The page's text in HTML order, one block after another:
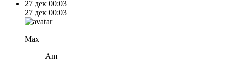
27 дек 00:03
27 дек 00:03
Max
Am